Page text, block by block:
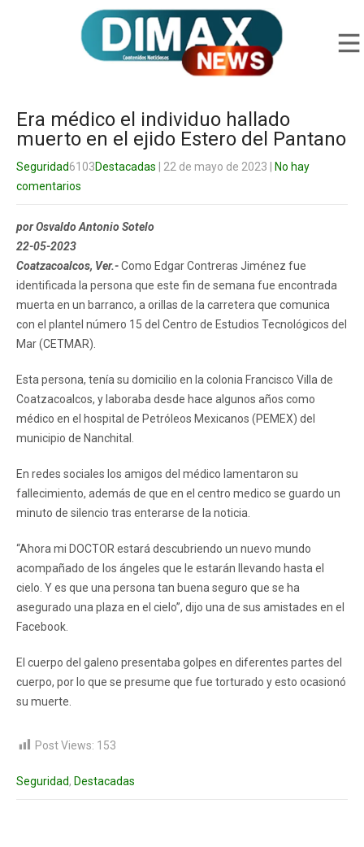
Era médico el individuo hallado
muerto en el ejido Estero del Pantano
Seguridad6103Destacadas | 22 de mayo de 2023
No hay
comentarios
por Osvaldo Antonio Sotelo
22-05-2023
Coatzacoalcos, Ver.-Como Edgar Contreras Jiménez fue
identificada la persona que este fin de semana fue encontrada
muerta en un barranco, a orillas de la carretera que comunica
con el plantel número 15 del Centro de Estudios Tecnológicos del
Mar (CETMAR).
Esta persona, tenía su domicilio en la colonia Francisco Villa de
Coatzacoalcos, y laboraba desde hace algunos años como
médico en el hospital de Petróleos Mexicanos (PEMEX) del
municipio de Nanchital.
En redes sociales los amigos del médico lamentaron su
fallecimiento, además de que en el centro medico se guardo un
minuto de silencio tras enterarse de la noticia.
“Ahora mi DOCTOR estará descubriendo un nuevo mundo
acompañado de los ángeles que le estarán llevando hasta el
cielo. Y es que una persona tan buena seguro que se ha
asegurado una plaza en el cielo”, dijo una de sus amistades en el
Facebook.
El cuerpo del galeno presentaba golpes en diferentes partes del
cuerpo, por lo que se presume que fue torturado y esto ocasionó
su muerte.
Post Views: 153
Seguridad, Destacadas